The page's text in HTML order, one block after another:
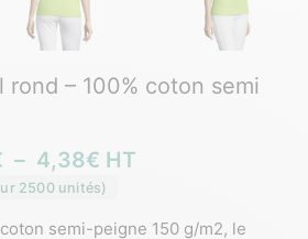
rond – 100% coton semi
– 4,38€ HT
2500 unités)
semi-peigne 150 g/m2, le